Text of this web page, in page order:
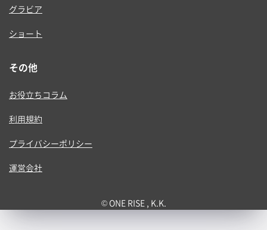
グラビア
ショート
その他
お役立ちコラム
利用規約
プライバシーポリシー
運営会社
© ONE RISE , K.K.